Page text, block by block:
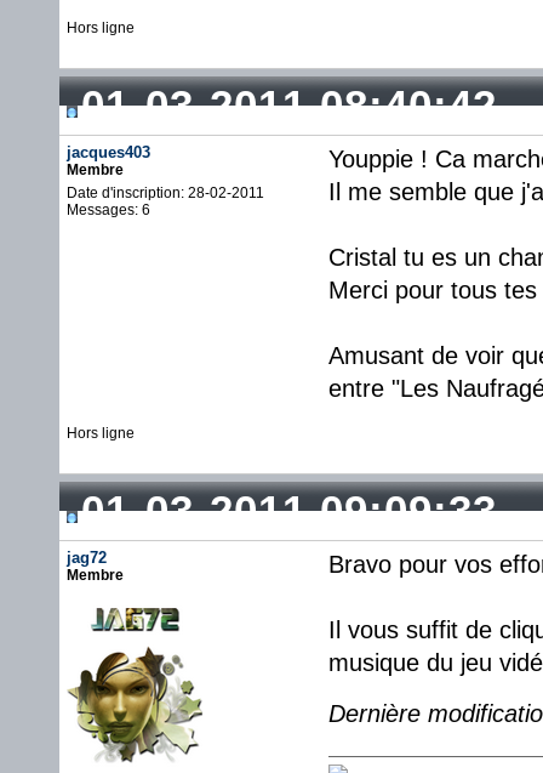
Hors ligne
01-03-2011 08:40:42
jacques403
Membre
Date d'inscription: 28-02-2011
Messages: 6
Youppie ! Ca
Il me semble que
Cristal tu es un
Merci pour tous
Amusant de voir
entre "Les
Hors ligne
01-03-2011 09:09:33
jag72
Membre Bravo pour vos
Il vous suffit de
musique du jeu
Dernière